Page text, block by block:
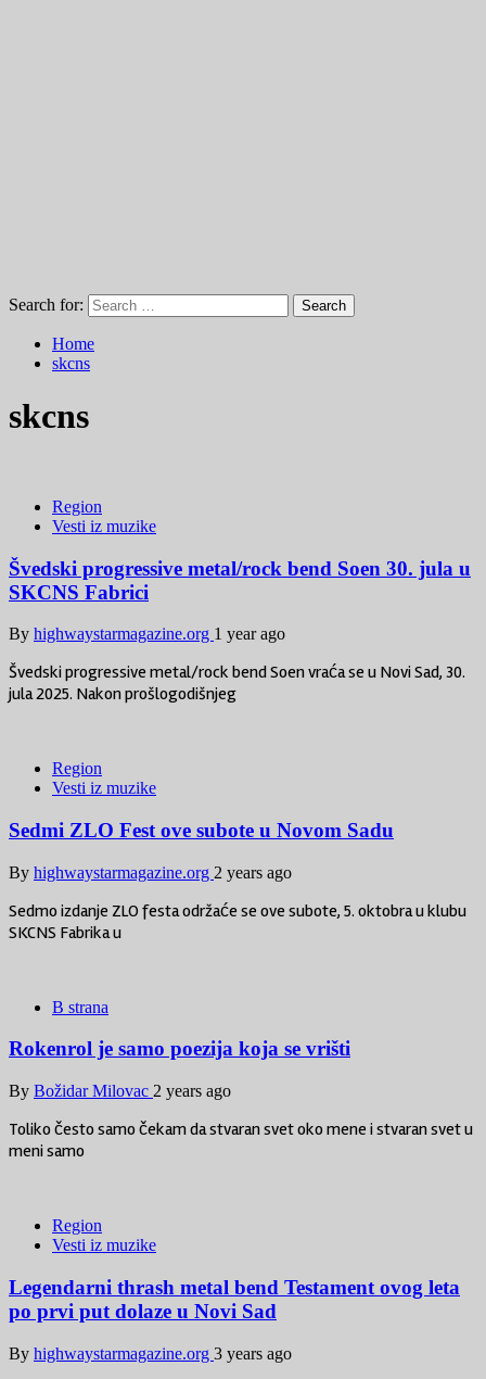
Search for:
Home
skcns
skcns
Region
Vesti iz muzike
Švedski progressive metal/rock bend Soen 30. jula u
SKCNS Fabrici
By highwaystarmagazine.org 1 year ago
Švedski progressive metal/rock bend Soen vraća se u Novi Sad, 30.
jula 2025. Nakon prošlogodišnjeg
Region
Vesti iz muzike
Sedmi ZLO Fest ove subote u Novom Sadu
By highwaystarmagazine.org 2 years ago
Sedmo izdanje ZLO festa održaće se ove subote, 5. oktobra u klubu
SKCNS Fabrika u
B strana
Rokenrol je samo poezija koja se vrišti
By Božidar Milovac 2 years ago
Toliko često samo čekam da stvaran svet oko mene i stvaran svet u
meni samo
Region
Vesti iz muzike
Legendarni thrash metal bend Testament ovog leta
po prvi put dolaze u Novi Sad
By highwaystarmagazine.org 3 years ago